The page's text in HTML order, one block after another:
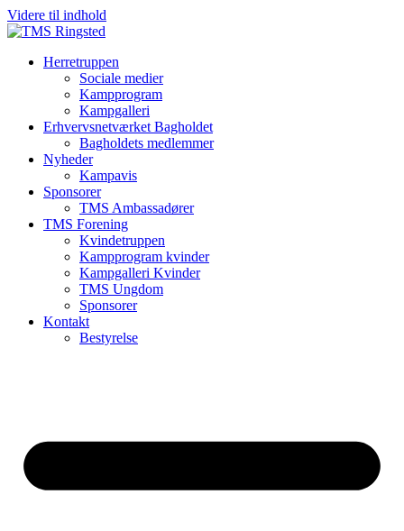
Videre til indhold
Herretruppen
Sociale medier
Kampprogram
Kampgalleri
Erhvervsnetværket Bagholdet
Bagholdets medlemmer
Nyheder
Kampavis
Sponsorer
TMS Ambassadører
TMS Forening
Kvindetruppen
Kampprogram kvinder
Kampgalleri Kvinder
TMS Ungdom
Sponsorer
Kontakt
Bestyrelse